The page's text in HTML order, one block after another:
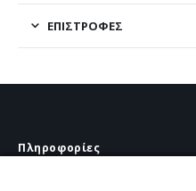
ΕΠΙΣΤΡΟΦΈΣ
Πληροφορίες